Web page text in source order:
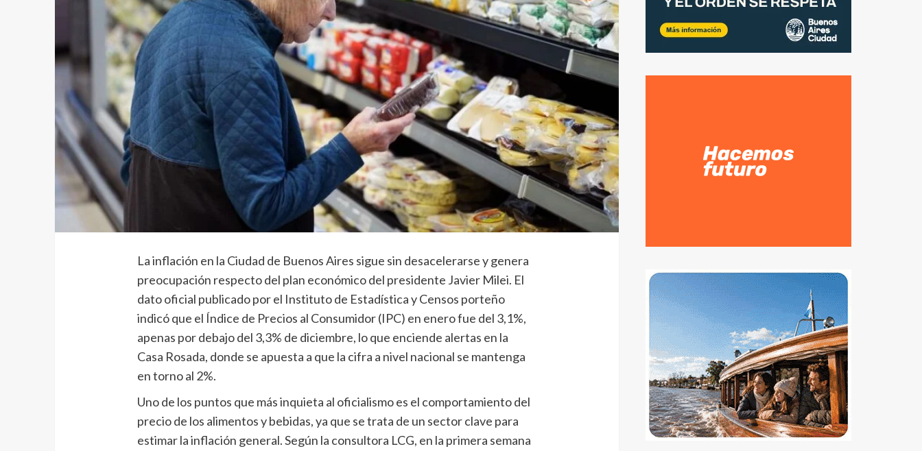
La inflación en la Ciudad de Buenos Aires sigue sin desacelerarse y genera
preocupación respecto del plan económico del presidente Javier Milei. El
dato oficial publicado por el Instituto de Estadística y Censos porteño
indicó que el Índice de Precios al Consumidor (IPC) en enero fue del 3,1%,
apenas por debajo del 3,3% de diciembre, lo que enciende alertas en la
Casa Rosada, donde se apuesta a que la cifra a nivel nacional se mantenga
en torno al 2%.
Uno de los puntos que más inquieta al oficialismo es el comportamiento del
precio de los alimentos y bebidas, ya que se trata de un sector clave para
estimar la inflación general. Según la consultora LCG, en la primera semana